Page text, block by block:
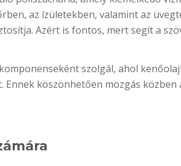
az ízületekben, valamint az
Azért is fontos, mert segít a
szolgál, ahol
köszönhetően mozgás közben